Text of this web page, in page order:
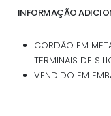
INFORMAÇÃO
CORDÃO EM
TERMINAIS DE
VENDIDO EM